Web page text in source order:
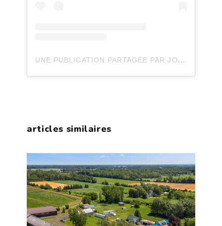
UNE PUBLICATION PARTAGÉE PAR JOLI JOLI DESIGN (@JOLIJOLIDESIGN)
articles similaires